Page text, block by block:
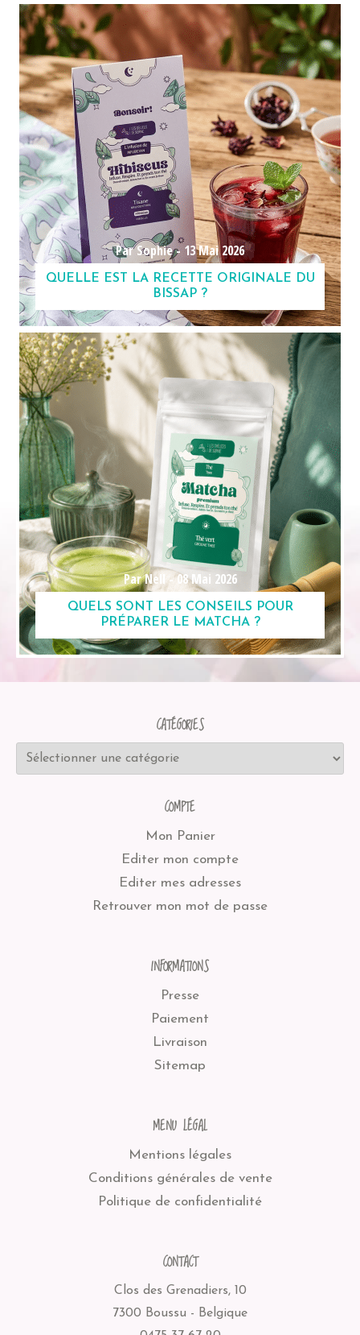
Par Sophie -13 Mai 2026
QUELLE EST LA RECETTE ORIGINALE DU
BISSAP ?
Par Nell -08 Mai 2026
QUELS SONT LES CONSEILS POUR
PRÉPARER LE MATCHA ?
CATÉGORIES
COMPTE
Mon Panier
Editer mon compte
Editer mes adresses
Retrouver mon mot de passe
INFORMATIONS
Presse
Paiement
Livraison
Sitemap
MENU LÉGAL
Mentions légales
Conditions générales de vente
Politique de confidentialité
CONTACT
Clos des Grenadiers, 10
7300 Boussu - Belgique